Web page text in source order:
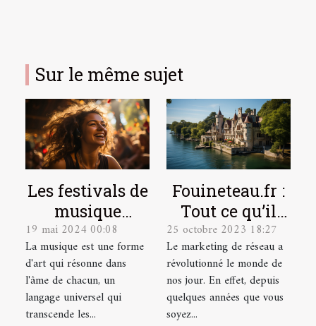
Sur le même sujet
Les festivals de
musique
indépendante
et leur
contribution à
la scène
culturelle
19 mai 2024 00:08
La musique est une forme
d'art qui résonne dans
l'âme de chacun, un
langage universel qui
transcende les...
Fouineteau.fr :
Tout ce qu’il
faut savoir sur
ce site
25 octobre 2023 18:27
Le marketing de réseau a
révolutionné le monde de
nos jour. En effet, depuis
quelques années que vous
soyez...